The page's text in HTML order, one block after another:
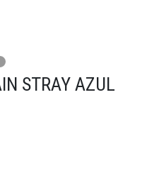
STRAY AZUL